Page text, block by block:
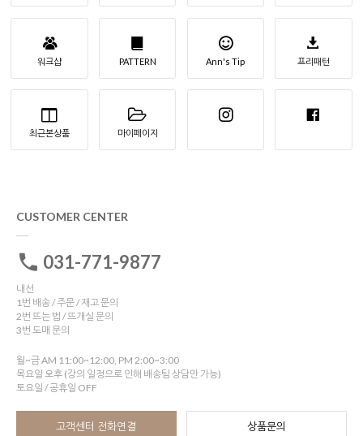
워크샵 PATTERN Ann's Tip 프리패턴
최근본상품 마이페이지
CUSTOMER CENTER
031-771-9877
내선
1번 배송 / 주문 / 재고 문의
2번 뜨는 법 / 뜨개실 문의
3번 도매 문의
월~금 AM 11:00~12:00, PM 2:00~3:00
목요일 오후 (강의 일정으로 인해 배송팀 상담만 가능)
토요일 / 공휴일 OFF
고객센터 전화연결 상품문의